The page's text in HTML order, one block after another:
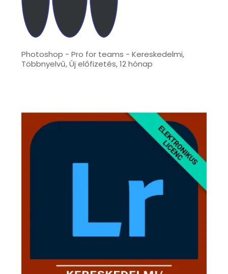
Photoshop - Pro for teams - Kereskedelmi,
Többnyelvű, Új előfizetés, 12 hónap